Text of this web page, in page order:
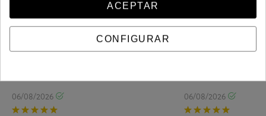
Has visto 6 de 6 productos
4.78/ 5.0
06/08/2026 06/08/2026
ACEPTAR
CONFIGURAR